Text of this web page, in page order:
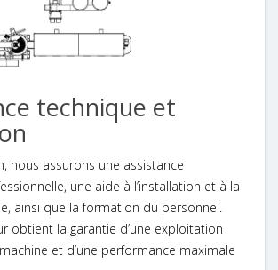
technique et
nous assurons une assistance
une aide à l’installation et à la
ainsi que la formation du personnel.
obtient la garantie d’une exploitation
et d’une performance maximale